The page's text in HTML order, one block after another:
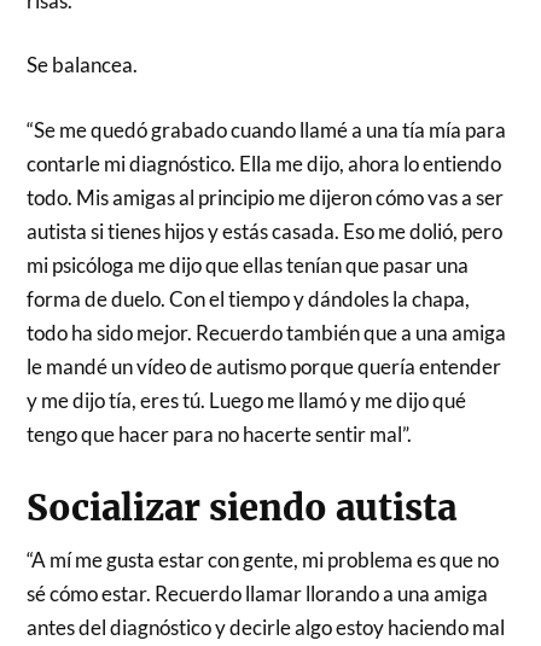
Se balancea.
“Se me quedó grabado cuando llamé a una tía mía para
contarle mi diagnóstico. Ella me dijo, ahora lo entiendo
todo. Mis amigas al principio me dijeron cómo vas a ser
autista si tienes hijos y estás casada. Eso me dolió, pero
mi psicóloga me dijo que ellas tenían que pasar una
forma de duelo. Con el tiempo y dándoles la chapa,
todo ha sido mejor. Recuerdo también que a una amiga
le mandé un vídeo de autismo porque quería entender
y me dijo tía, eres tú. Luego me llamó y me dijo qué
tengo que hacer para no hacerte sentir mal”.
Socializar siendo autista
“A mí me gusta estar con gente, mi problema es que no
sé cómo estar. Recuerdo llamar llorando a una amiga
antes del diagnóstico y decirle algo estoy haciendo mal